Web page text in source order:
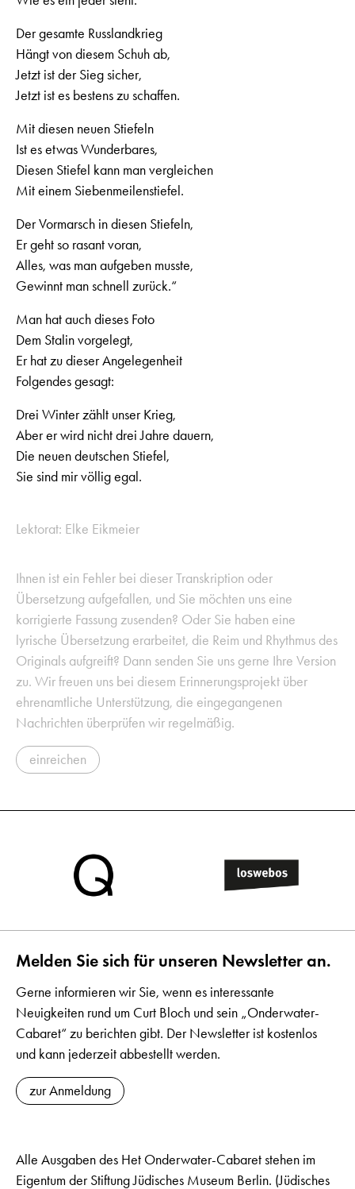
Der gesamte Russlandkrieg
Hängt von diesem Schuh ab,
Jetzt ist der Sieg sicher,
Jetzt ist es bestens zu schaffen.
Mit diesen neuen Stiefeln
Ist es etwas Wunderbares,
Diesen Stiefel kann man vergleichen
Mit einem Siebenmeilenstiefel.
Der Vormarsch in diesen Stiefeln,
Er geht so rasant voran,
Alles, was man aufgeben musste,
Gewinnt man schnell zurück.“
Man hat auch dieses Foto
Dem Stalin vorgelegt,
Er hat zu dieser Angelegenheit
Folgendes gesagt:
Drei Winter zählt unser Krieg,
Aber er wird nicht drei Jahre dauern,
Die neuen deutschen Stiefel,
Sie sind mir völlig egal.
Lektorat: Elke Eikmeier
Ihnen ist ein Fehler bei dieser Transkription oder
Übersetzung aufgefallen, und Sie möchten uns eine
korrigierte Fassung zusenden? Oder Sie haben eine
lyrische Übersetzung erarbeitet, die Reim und Rhythmus des
Originals aufgreift? Dann senden Sie uns gerne Ihre Version
zu. Wir freuen uns bei diesem Erinnerungsprojekt über
ehrenamtliche Unterstützung, die eingegangenen
Nachrichten überprüfen wir regelmäßig.
einreichen
Melden Sie sich für unseren Newsletter an.
Gerne informieren wir Sie, wenn es interessante
Neuigkeiten rund um Curt Bloch und sein „Onderwater-
Cabaret“ zu berichten gibt. Der Newsletter ist kostenlos
und kann jederzeit abbestellt werden.
zur Anmeldung
Alle Ausgaben des Het Onderwater-Cabaret stehen im
Eigentum der Stiftung Jüdisches Museum Berlin. (Jüdisches